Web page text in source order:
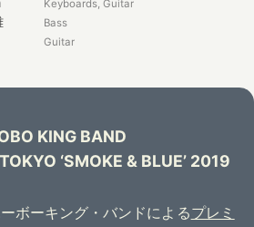
Keyboards, Guitar
Bass
Guitar
KING BAND
‘SMOKE & BLUE’ 2019
ボーキング・バンドによるプレミ